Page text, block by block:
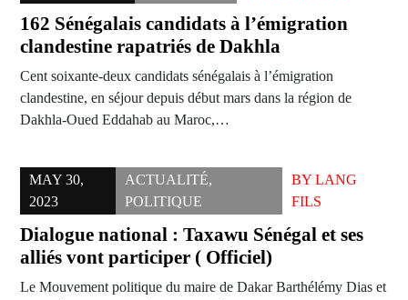
162 Sénégalais candidats à l’émigration
clandestine rapatriés de Dakhla
Cent soixante-deux candidats sénégalais à l’émigration
clandestine, en séjour depuis début mars dans la région de
Dakhla-Oued Eddahab au Maroc,…
MAY 30,
2023
ACTUALITÉ,
POLITIQUE
BY LANG
FILS
Dialogue national : Taxawu Sénégal et ses
alliés vont participer ( Officiel)
Le Mouvement politique du maire de Dakar Barthélémy Dias et